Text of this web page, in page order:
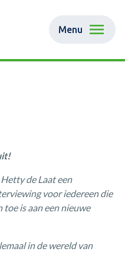
Menu
de Laat een
voor iedereen die
is aan een nieuwe
in de wereld van